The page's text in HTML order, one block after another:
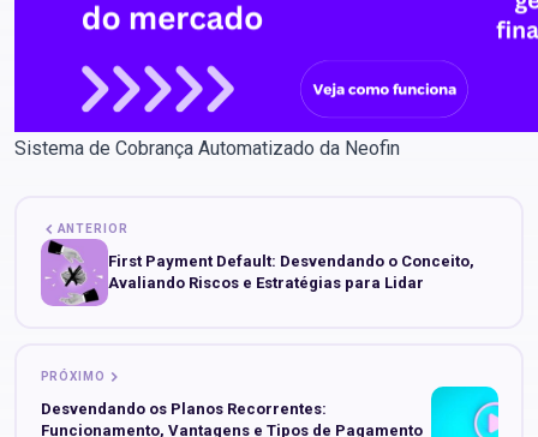
Sistema de Cobrança Automatizado da Neofin
ANTERIOR
First Payment Default: Desvendando o Conceito,
Avaliando Riscos e Estratégias para Lidar
PRÓXIMO
Desvendando os Planos Recorrentes:
Funcionamento, Vantagens e Tipos de Pagamento